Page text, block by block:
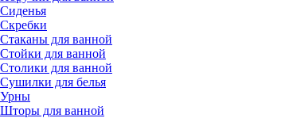
Сиденья
Скребки
Стаканы для ванной
Стойки для ванной
Столики для ванной
Сушилки для белья
Урны
Шторы для ванной